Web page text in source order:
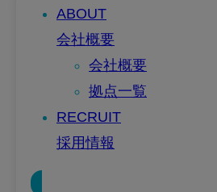
ABOUT
会社概要
会社概要
拠点一覧
RECRUIT
採用情報